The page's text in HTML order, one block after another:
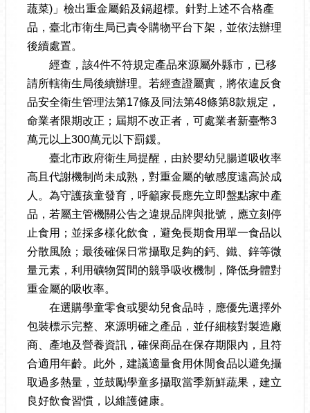
蔬菜)」檢出重金屬鉛及鎘超標。針對上述不合格產
品，臺北市衛生局已責令購物平台下架，並依法辦理
後續處置。
經查，該4件不符規定產品來源屬外縣市，已移
請所轄衛生局後續辦理。若經查證屬實，將依違反食
品安全衛生管理法第17條及同法第48條第8款規定，
命業者限期改正；屆期不改正者，可處業者新臺幣3
萬元以上300萬元以下罰鍰。
臺北市政府衛生局提醒，由於嬰幼兒腸道吸收率
高且代謝機制尚未成熟，對重金屬的敏感度遠高於成
人。為守護孩童發育，呼籲家長應先立即盤點家中產
品，若屬主管機關公告之違規品牌與批號，應立刻停
止食用；並採多樣化飲食，避免長期食用單一食品以
分散風險；最後確保日常攝取足夠的鈣、鐵、鋅等微
量元素，利用礦物質間的競爭吸收機制，降低身體對
重金屬的吸收率。
在選購學童零食或嬰幼兒食品時，應優先選擇外
包裝標示完整、來源明確之產品，並仔細核對製造廠
商、產地及營養資訊，確保商品在保存期限內，且符
合適用年齡。此外，建議適量食用休閒食品以避免攝
取過多熱量，並鼓勵學童多攝取當季新鮮蔬果，建立
良好飲食習慣，以維護健康。